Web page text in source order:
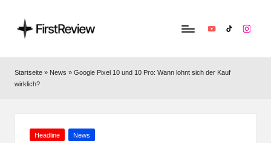
ir
YouTubeTikTok
Startseite » News » Google Pixel 10 und 10 Pro: Wann lohnt sich der Kauf
wirklich?
Posted
Headline News